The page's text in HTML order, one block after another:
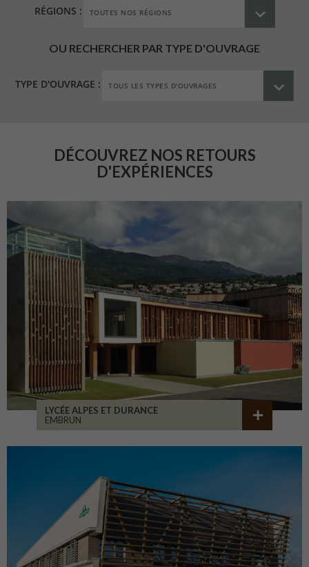
RÉGIONS :
OU RECHERCHER PAR TYPE D'OUVRAGE
TYPE D'OUVRAGE :
DÉCOUVREZ NOS RETOURS
D'EXPÉRIENCES
LYCÉE ALPES ET DURANCE
EMBRUN